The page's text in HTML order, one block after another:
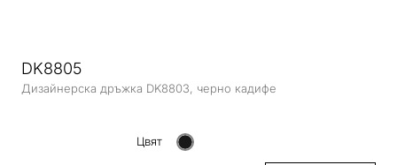
DK8805
Дизайнерска дръжка DK8803, черно кадифе
Цвят